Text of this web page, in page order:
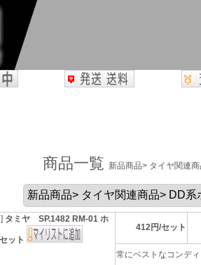
商品一覧 新品商品> タイヤ関連
タミヤ SP.1482 RM-01 ホ
ット
412円/セット
常にベストなコンデ